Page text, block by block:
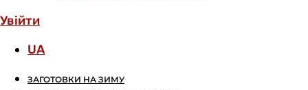
Увійти
UA
ЗАГОТОВКИ НА ЗИМУ